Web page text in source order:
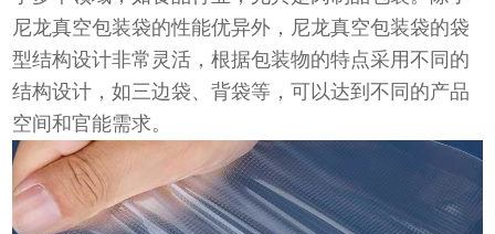
尼龙真空包装袋的性能优异外，尼龙真空包装袋的袋
型结构设计非常灵活，根据包装物的特点采用不同的
结构设计，如三边袋、背袋等，可以达到不同的产品
空间和官能需求。